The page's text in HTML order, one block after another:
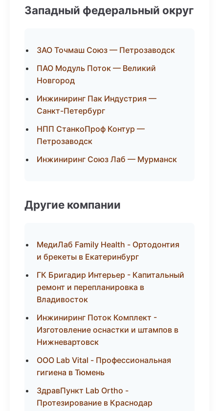
Западный федеральный округ
ЗАО Точмаш Союз — Петрозаводск
ПАО Модуль Поток — Великий
Новгород
Инжиниринг Пак Индустрия —
Санкт-Петербург
НПП СтанкоПроф Контур —
Петрозаводск
Инжиниринг Союз Лаб — Мурманск
Другие компании
МедиЛаб Family Health - Ортодонтия
и брекеты в Екатеринбург
ГК Бригадир Интерьер - Капитальный
ремонт и перепланировка в
Владивосток
Инжиниринг Поток Комплект -
Изготовление оснастки и штампов в
Нижневартовск
ООО Lab Vital - Профессиональная
гигиена в Тюмень
ЗдравПункт Lab Ortho -
Протезирование в Краснодар